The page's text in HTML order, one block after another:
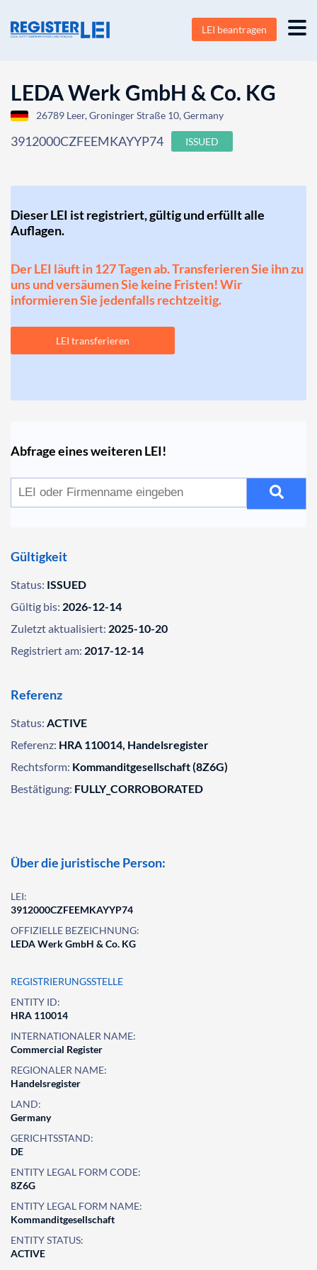
LEI beantragen
LEDA Werk GmbH & Co. KG
26789 Leer, Groninger Straße 10, Germany
3912000CZFEEMKAYYP74 ISSUED
Dieser LEI ist registriert, gültig und erfüllt alle
Auflagen.
Der LEI läuft in 127 Tagen ab. Transferieren Sie ihn zu
uns und versäumen Sie keine Fristen! Wir
informieren Sie jedenfalls rechtzeitig.
LEI transferieren
Abfrage eines weiteren LEI!
Gültigkeit
Status: ISSUED
Gültig bis: 2026-12-14
Zuletzt aktualisiert: 2025-10-20
Registriert am: 2017-12-14
Referenz
Status: ACTIVE
Referenz: HRA 110014, Handelsregister
Rechtsform: Kommanditgesellschaft (8Z6G)
Bestätigung: FULLY_CORROBORATED
Über die juristische Person:
LEI:
3912000CZFEEMKAYYP74
OFFIZIELLE BEZEICHNUNG:
LEDA Werk GmbH & Co. KG
REGISTRIERUNGSSTELLE
ENTITY ID:
HRA 110014
INTERNATIONALER NAME:
Commercial Register
REGIONALER NAME:
Handelsregister
LAND:
Germany
GERICHTSSTAND:
DE
ENTITY LEGAL FORM CODE:
8Z6G
ENTITY LEGAL FORM NAME:
Kommanditgesellschaft
ENTITY STATUS:
ACTIVE